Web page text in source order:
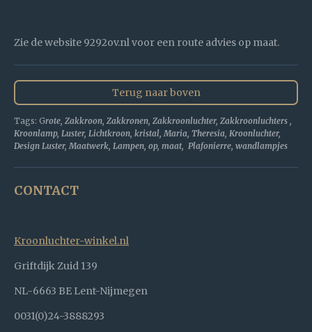
Zie de website 9292ov.nl voor een route advies op maat.
Terug naar boven
Tags: Grote, Zakkroon, Zakkronen, Zakkroonluchter, Zakkroonluchters ,
Kroonlamp, Luster, Lichtkroon, kristal, Maria, Theresia, Kroonluchter,
Design Luster, Maatwerk, Lampen, op, maat, Plafonierre, wandlampjes
CONTACT
Kroonluchter-winkel.nl
Griftdijk Zuid 139
NL-6663 BE Lent-Nijmegen
0031(0)24-3888293